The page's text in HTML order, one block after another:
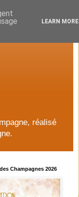
réalisé
Champagnes 2026
LEARN MORE